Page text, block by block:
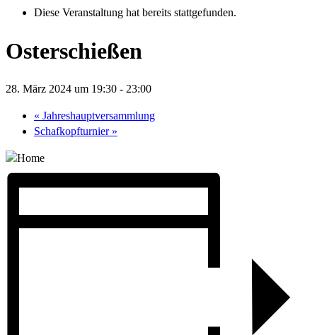
Diese Veranstaltung hat bereits stattgefunden.
Osterschießen
28. März 2024 um 19:30 - 23:00
« Jahreshauptversammlung
Schafkopfturnier »